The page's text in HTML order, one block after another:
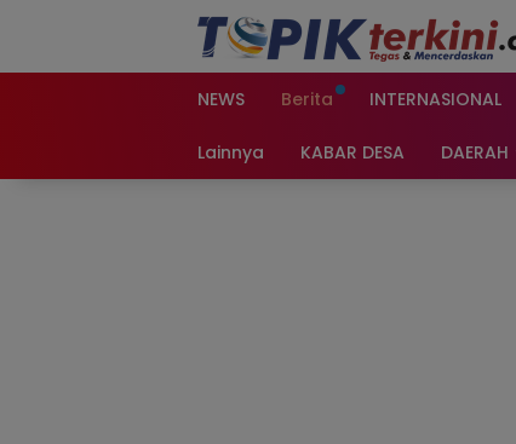
NEWS Berita INTERNASIONAL
Lainnya KABAR DESA DAERAH